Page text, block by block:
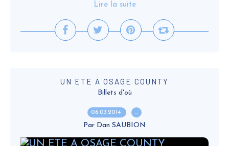
Lire la suite
UN ETE A OSAGE COUNTY
Billets d'où
06.03.2014 …
Par Dan SAUBION